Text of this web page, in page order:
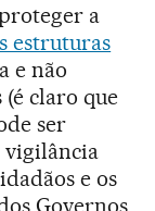
a
estruturas
e não
claro que
ser
vigilância
e os
Governos